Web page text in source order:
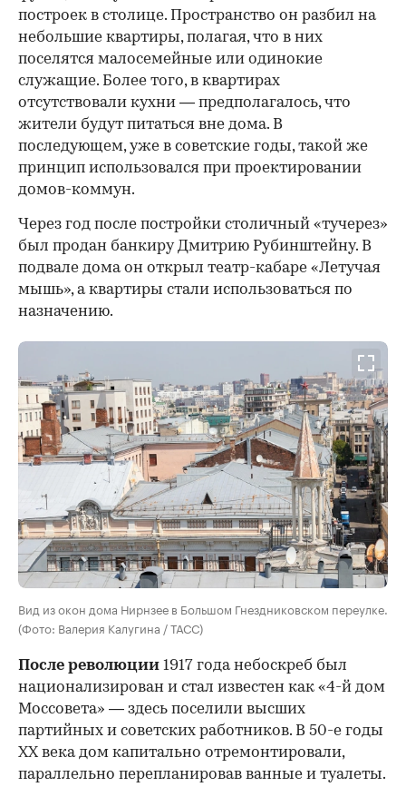
построек в столице. Пространство он разбил на
небольшие квартиры, полагая, что в них
поселятся малосемейные или одинокие
служащие. Более того, в квартирах
отсутствовали кухни — предполагалось, что
жители будут питаться вне дома. В
последующем, уже в советские годы, такой же
принцип использовался при проектировании
домов-коммун.
Через год после постройки столичный «тучерез»
был продан банкиру Дмитрию Рубинштейну. В
подвале дома он открыл театр-кабаре «Летучая
мышь», а квартиры стали использоваться по
назначению.
Вид из окон дома Нирнзее в Большом Гнездниковском переулке.
(Фото: Валерия Калугина / ТАСС)
После революции 1917 года небоскреб был
национализирован и стал известен как «4-й дом
Моссовета» — здесь поселили высших
партийных и советских работников. В 50-е годы
ХХ века дом капитально отремонтировали,
параллельно перепланировав ванные и туалеты.